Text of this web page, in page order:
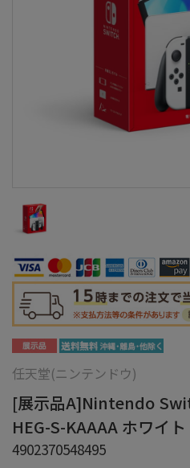
任天堂(ニンテンドウ)
[展示品A]Nintendo
HEG-S-KAAAA ホワイト
4902370548495